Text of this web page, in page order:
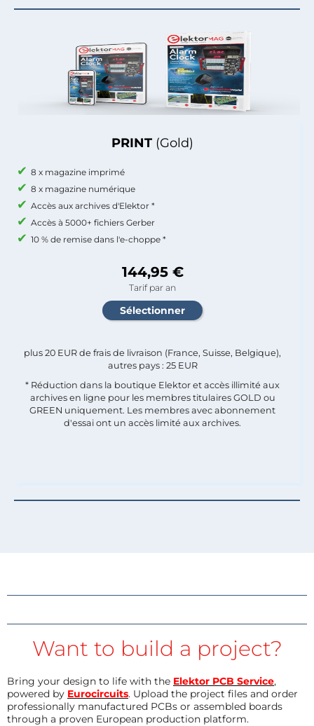
PRINT (Gold)
8 x magazine imprimé
8 x magazine numérique
Accès aux archives d'Elektor *
Accès à 5000+ fichiers Gerber
10 % de remise dans l'e-choppe *
144,95 €
Tarif par an
plus 20 EUR de frais de livraison (France, Suisse, Belgique),
autres pays : 25 EUR
* Réduction dans la boutique Elektor et accès illimité aux
archives en ligne pour les membres titulaires GOLD ou
GREEN uniquement. Les membres avec abonnement
d'essai ont un accès limité aux archives.
Want to build a project?
Bring your design to life with the Elektor PCB Service,
powered by Eurocircuits. Upload the project files and order
professionally manufactured PCBs or assembled boards
through a proven European production platform.